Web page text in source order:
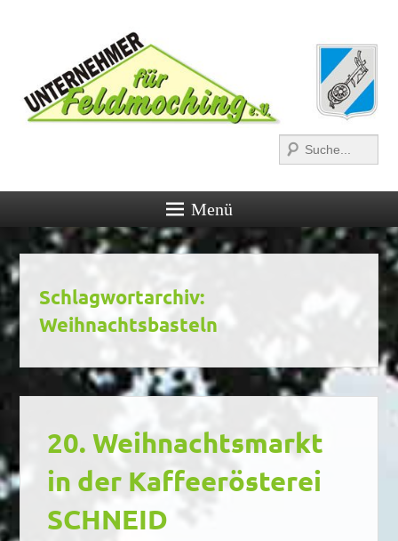
Menü
Schlagwortarchiv:
Weihnachtsbasteln
20. Weihnachtsmarkt
in der Kaffeerösterei
SCHNEID